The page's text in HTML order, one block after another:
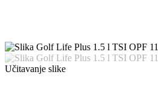
Učitavanje slike